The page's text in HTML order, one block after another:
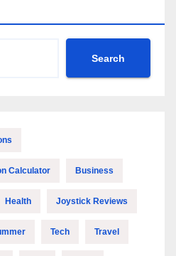
Search
Calculator Business
Health Joystick Reviews
Tech Travel